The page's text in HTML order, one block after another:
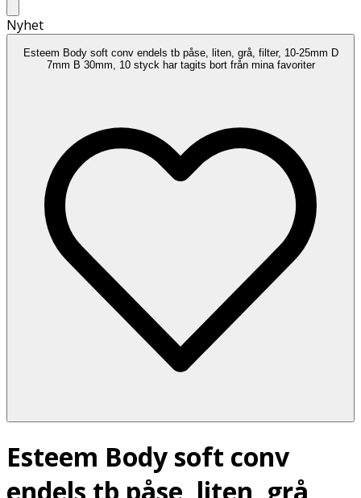
Nyhet
Esteem Body soft conv endels tb påse, liten, grå, filter, 10-25mm D
7mm B 30mm, 10 styck har tagits bort från mina favoriter
Esteem Body soft conv